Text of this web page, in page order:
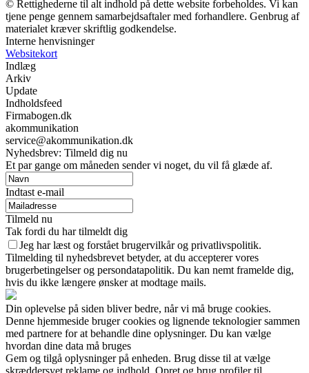
© Rettighederne til alt indhold på dette website forbeholdes. Vi kan
tjene penge gennem samarbejdsaftaler med forhandlere. Genbrug af
materialet kræver skriftlig godkendelse.
Interne henvisninger
Websitekort
Indlæg
Arkiv
Update
Indholdsfeed
Firmabogen.dk
akommunikation
service@akommunikation.dk
Nyhedsbrev: Tilmeld dig nu
Et par gange om måneden sender vi noget, du vil få glæde af.
Indtast e-mail
Tilmeld nu
Tak fordi du har tilmeldt dig
Jeg har læst og forstået brugervilkår og privatlivspolitik.
Tilmelding til nyhedsbrevet betyder, at du accepterer vores
brugerbetingelser og persondatapolitik. Du kan nemt framelde dig,
hvis du ikke længere ønsker at modtage mails.
Din oplevelse på siden bliver bedre, når vi må bruge cookies.
Denne hjemmeside bruger cookies og lignende teknologier sammen
med partnere for at behandle dine oplysninger. Du kan vælge
hvordan dine data må bruges
Gem og tilgå oplysninger på enheden. Brug disse til at vælge